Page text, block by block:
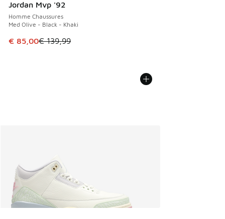
Jordan Mvp '92
Homme Chaussures
Med Olive - Black - Khaki
Cet article est en promotion. Prix en baisse de € 139,99 à
€ 85,00€ 139,99